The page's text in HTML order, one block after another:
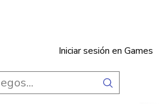
Iniciar sesión en Games